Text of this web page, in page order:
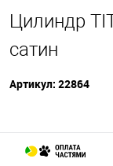
Цилиндр
сатин
Артикул: 22864